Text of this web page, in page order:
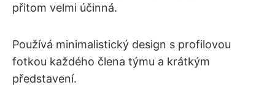
přitom velmi účinná.
Používá minimalistický design s profilovou
fotkou každého člena týmu a krátkým
představení.